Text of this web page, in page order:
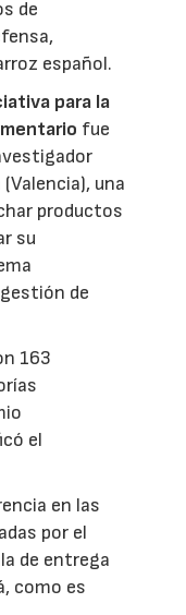
de
español.
para la
fue
una
productos
su
de
163
el
en las
por el
de entrega
como es